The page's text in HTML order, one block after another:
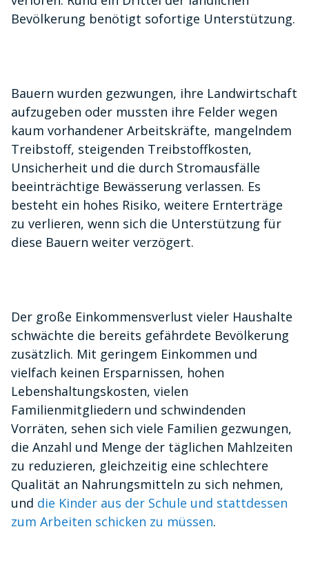
Bevölkerung benötigt sofortige Unterstützung.
Bauern wurden gezwungen, ihre Landwirtschaft
aufzugeben oder mussten ihre Felder wegen
kaum vorhandener Arbeitskräfte, mangelndem
Treibstoff, steigenden Treibstoffkosten,
Unsicherheit und die durch Stromausfälle
beeinträchtige Bewässerung verlassen. Es
besteht ein hohes Risiko, weitere Ernterträge
zu verlieren, wenn sich die Unterstützung für
diese Bauern weiter verzögert.
Der große Einkommensverlust vieler Haushalte
schwächte die bereits gefährdete Bevölkerung
zusätzlich. Mit geringem Einkommen und
vielfach keinen Ersparnissen, hohen
Lebenshaltungskosten, vielen
Familienmitgliedern und schwindenden
Vorräten, sehen sich viele Familien gezwungen,
die Anzahl und Menge der täglichen Mahlzeiten
zu reduzieren, gleichzeitig eine schlechtere
Qualität an Nahrungsmitteln zu sich nehmen,
und die Kinder aus der Schule und stattdessen
zum Arbeiten schicken zu müssen.